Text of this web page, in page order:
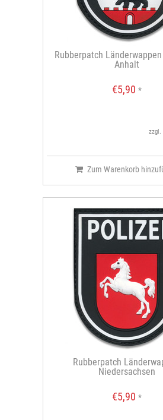
Rubberpatch
Anhalt
€5,90 *
zzgl.
Zum Warenkorb
Rubberpatch
Niedersachsen
€5,90 *